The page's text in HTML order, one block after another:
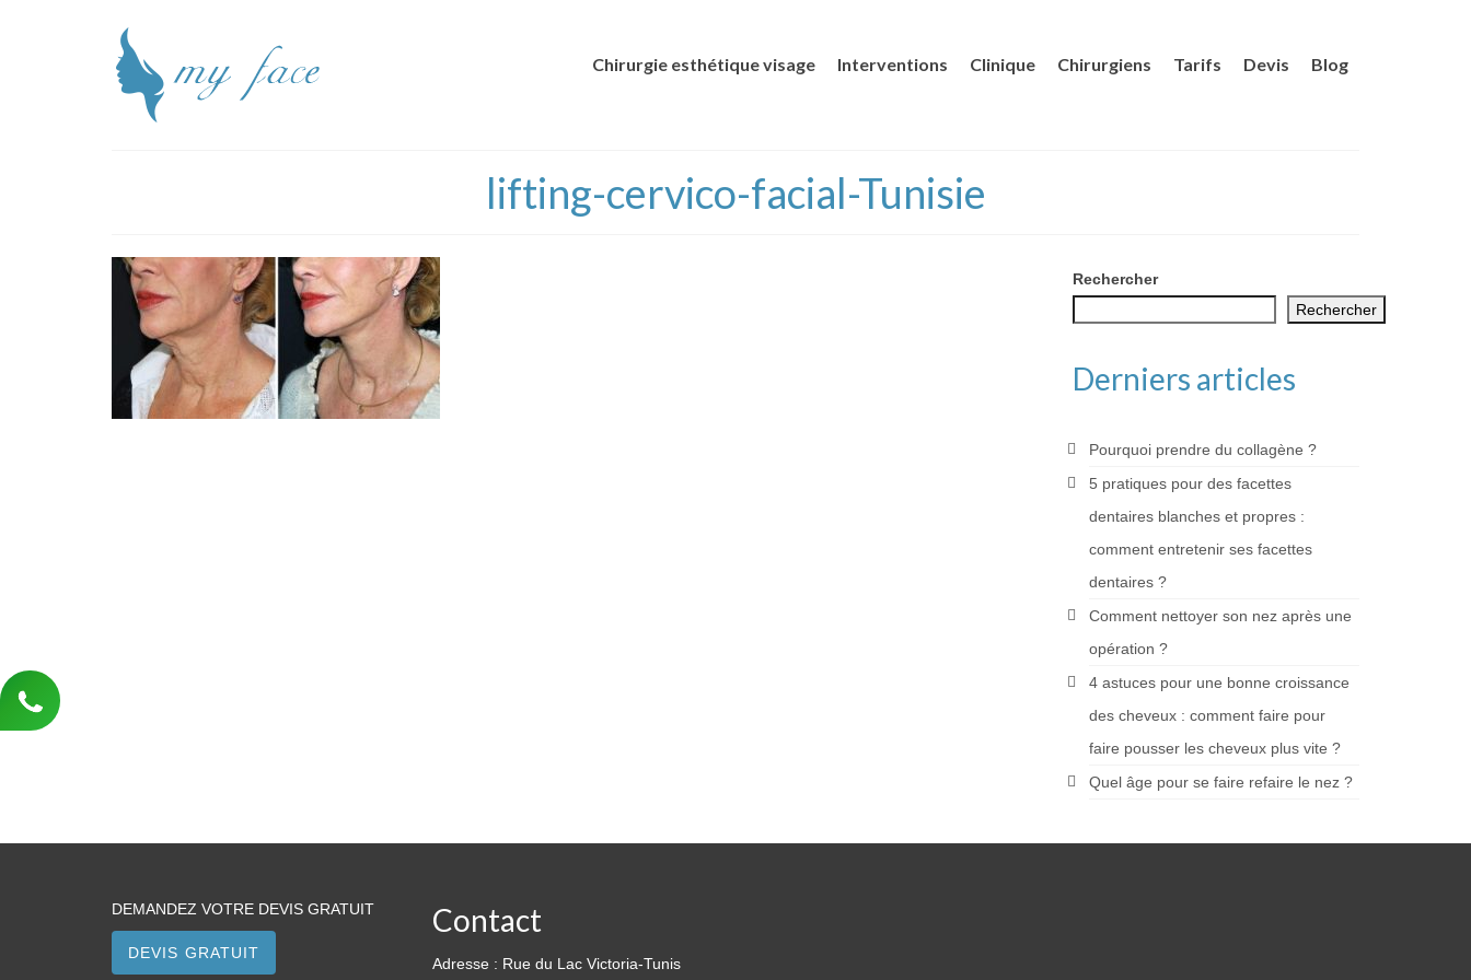
Chirurgie esthétique visage Interventions Clinique Chirurgiens Tarifs Devis Blog
lifting-cervico-facial-Tunisie
Rechercher
Rechercher
Derniers articles
Pourquoi prendre du collagène ?
5 pratiques pour des facettes
dentaires blanches et propres :
comment entretenir ses facettes
dentaires ?
Comment nettoyer son nez après une
opération ?
4 astuces pour une bonne croissance
des cheveux : comment faire pour
faire pousser les cheveux plus vite ?
Quel âge pour se faire refaire le nez ?
DEMANDEZ VOTRE DEVIS GRATUIT
DEVIS GRATUIT
Contact
Adresse : Rue du Lac Victoria-Tunis